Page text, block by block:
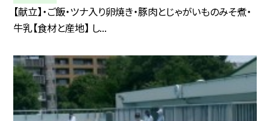
【献立】・ご飯・ツナ入り卵焼き・豚肉とじゃがいものみそ煮・
牛乳【食材と産地】 し...